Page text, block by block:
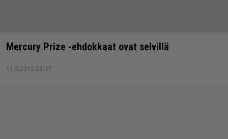
Mercury Prize -ehdokkaat ovat selvillä
11.9.2013 22:37